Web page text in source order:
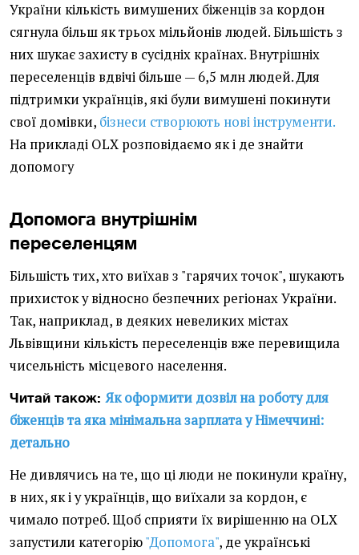
України кількість вимушених біженців за кордон
сягнула більш як трьох мільйонів людей. Більшість з
них шукає захисту в сусідніх країнах. Внутрішніх
переселенців вдвічі більше — 6,5 млн людей. Для
підтримки українців, які були вимушені покинути
свої домівки, бізнеси створюють нові інструменти.
На прикладі OLX розповідаємо як і де знайти
допомогу
Допомога внутрішнім
переселенцям
Більшість тих, хто виїхав з "гарячих точок", шукають
прихисток у відносно безпечних регіонах України.
Так, наприклад, в деяких невеликих містах
Львівщини кількість переселенців вже перевищила
чисельність місцевого населення.
Читай також: Як оформити дозвіл на роботу для
біженців та яка мінімальна зарплата у Німеччині:
детально
Не дивлячись на те, що ці люди не покинули країну,
в них, як і у українців, що виїхали за кордон, є
чимало потреб. Щоб сприяти їх вирішенню на OLX
запустили категорію"Допомога", де українські